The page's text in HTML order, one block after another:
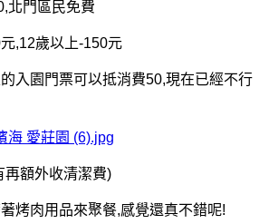
北門區民免費
,12歲以上-150元
入園門票可以抵消費50,現在已經不行
再額外收清潔費)
烤肉用品來聚餐,感覺還真不錯呢!